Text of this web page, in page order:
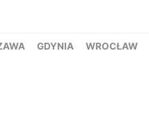
GDYNIA WROCŁAW